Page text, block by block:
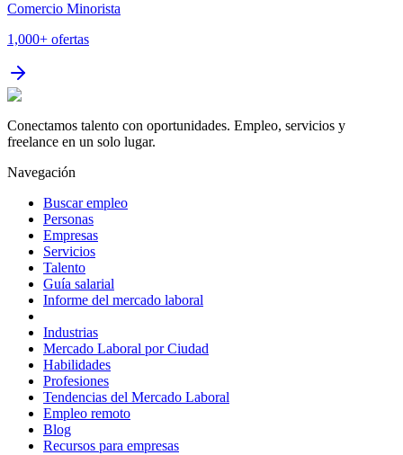
Comercio Minorista
1,000+ ofertas
Conectamos talento con oportunidades. Empleo, servicios y
freelance en un solo lugar.
Navegación
Buscar empleo
Personas
Empresas
Servicios
Talento
Guía salarial
Informe del mercado laboral
Industrias
Mercado Laboral por Ciudad
Habilidades
Profesiones
Tendencias del Mercado Laboral
Empleo remoto
Blog
Recursos para empresas